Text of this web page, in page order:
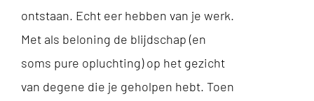
ontstaan. Echt eer hebben van je werk.
Met als beloning de blijdschap (en
soms pure opluchting) op het gezicht
van degene die je geholpen hebt. Toen